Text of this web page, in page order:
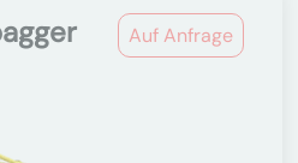
Auf Anfrage